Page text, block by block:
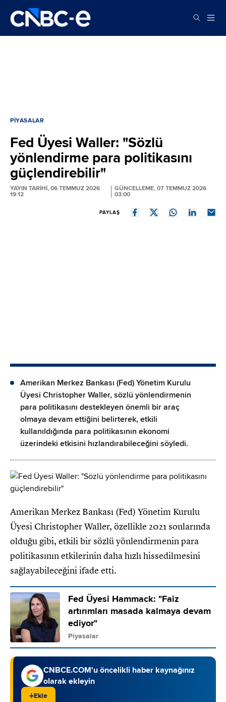
PIYASALAR
Fed Üyesi Waller: "Sözlü
yönlendirme para politikasını
güçlendirebilir"
YAYIN TARİHİ, 06 TEMMUZ 2026
19:12
GÜNCELLEME, 07 TEMMUZ 2026
03:00
PAYLAŞ
Amerikan Merkez Bankası (Fed) Yönetim Kurulu
Üyesi Christopher Waller, sözlü yönlendirmenin
para politikasını destekleyen önemli bir araç
olmaya devam ettiğini belirterek, etkili
kullanıldığında para politikasının ekonomi
üzerindeki etkisini hızlandırabileceğini söyledi.
Amerikan Merkez Bankası (Fed) Yönetim Kurulu
Üyesi Christopher Waller, özellikle 2021 sonlarında
olduğu gibi, etkili bir sözlü yönlendirmenin para
politikasının etkilerinin daha hızlı hissedilmesini
sağlayabileceğini ifade etti.
Fed Üyesi Hammack: "Faiz
artırımları masada kalmaya devam
ediyor"
Piyasalar
CNBCE.COM'u öncelikli haber kaynağınız
olarak ekleyin
+Ekle